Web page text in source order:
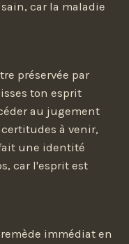
car la maladie
préservée par
ton esprit
au jugement
à venir,
une identité
car l'esprit est
immédiat en